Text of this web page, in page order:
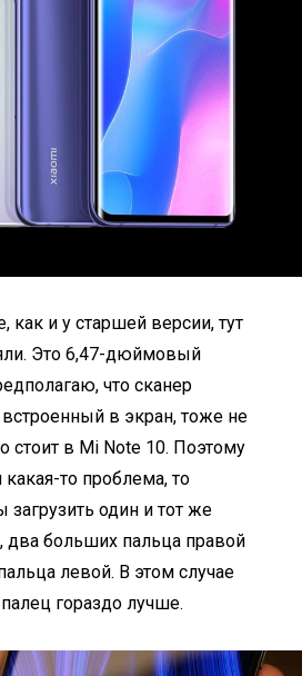
как и у старшей версии, тут
Это 6,47-дюймовый
что сканер
в экран, тоже не
стоит в Mi Note 10. Поэтому
то проблема, то
один и тот же
два больших пальца правой
левой. В этом случае
гораздо лучше.